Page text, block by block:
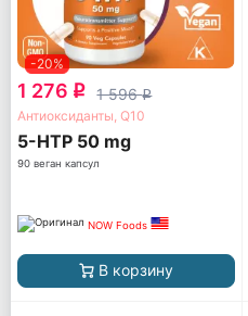
-20%
1 276 q 1 596q
Антиоксиданты, Q10
5-HTP 50 mg
90 веган капсул
NOW Foods
В корзину